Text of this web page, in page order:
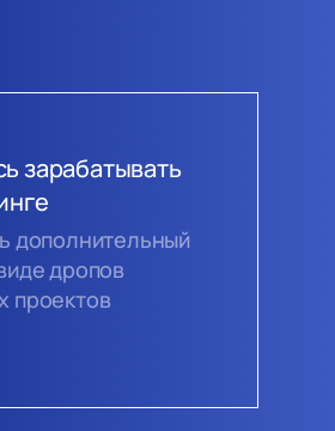
зарабатывать
дополнительный
дропов
проектов